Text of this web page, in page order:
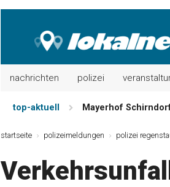
nachrichten polizei
top-aktuell Mayerhof
Maxhütter
Nutzen Sie aktuelle
startseite polizeimeldungen polizei